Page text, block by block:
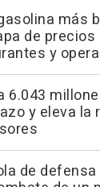
más
de precios
y
6.043
y eleva la
de